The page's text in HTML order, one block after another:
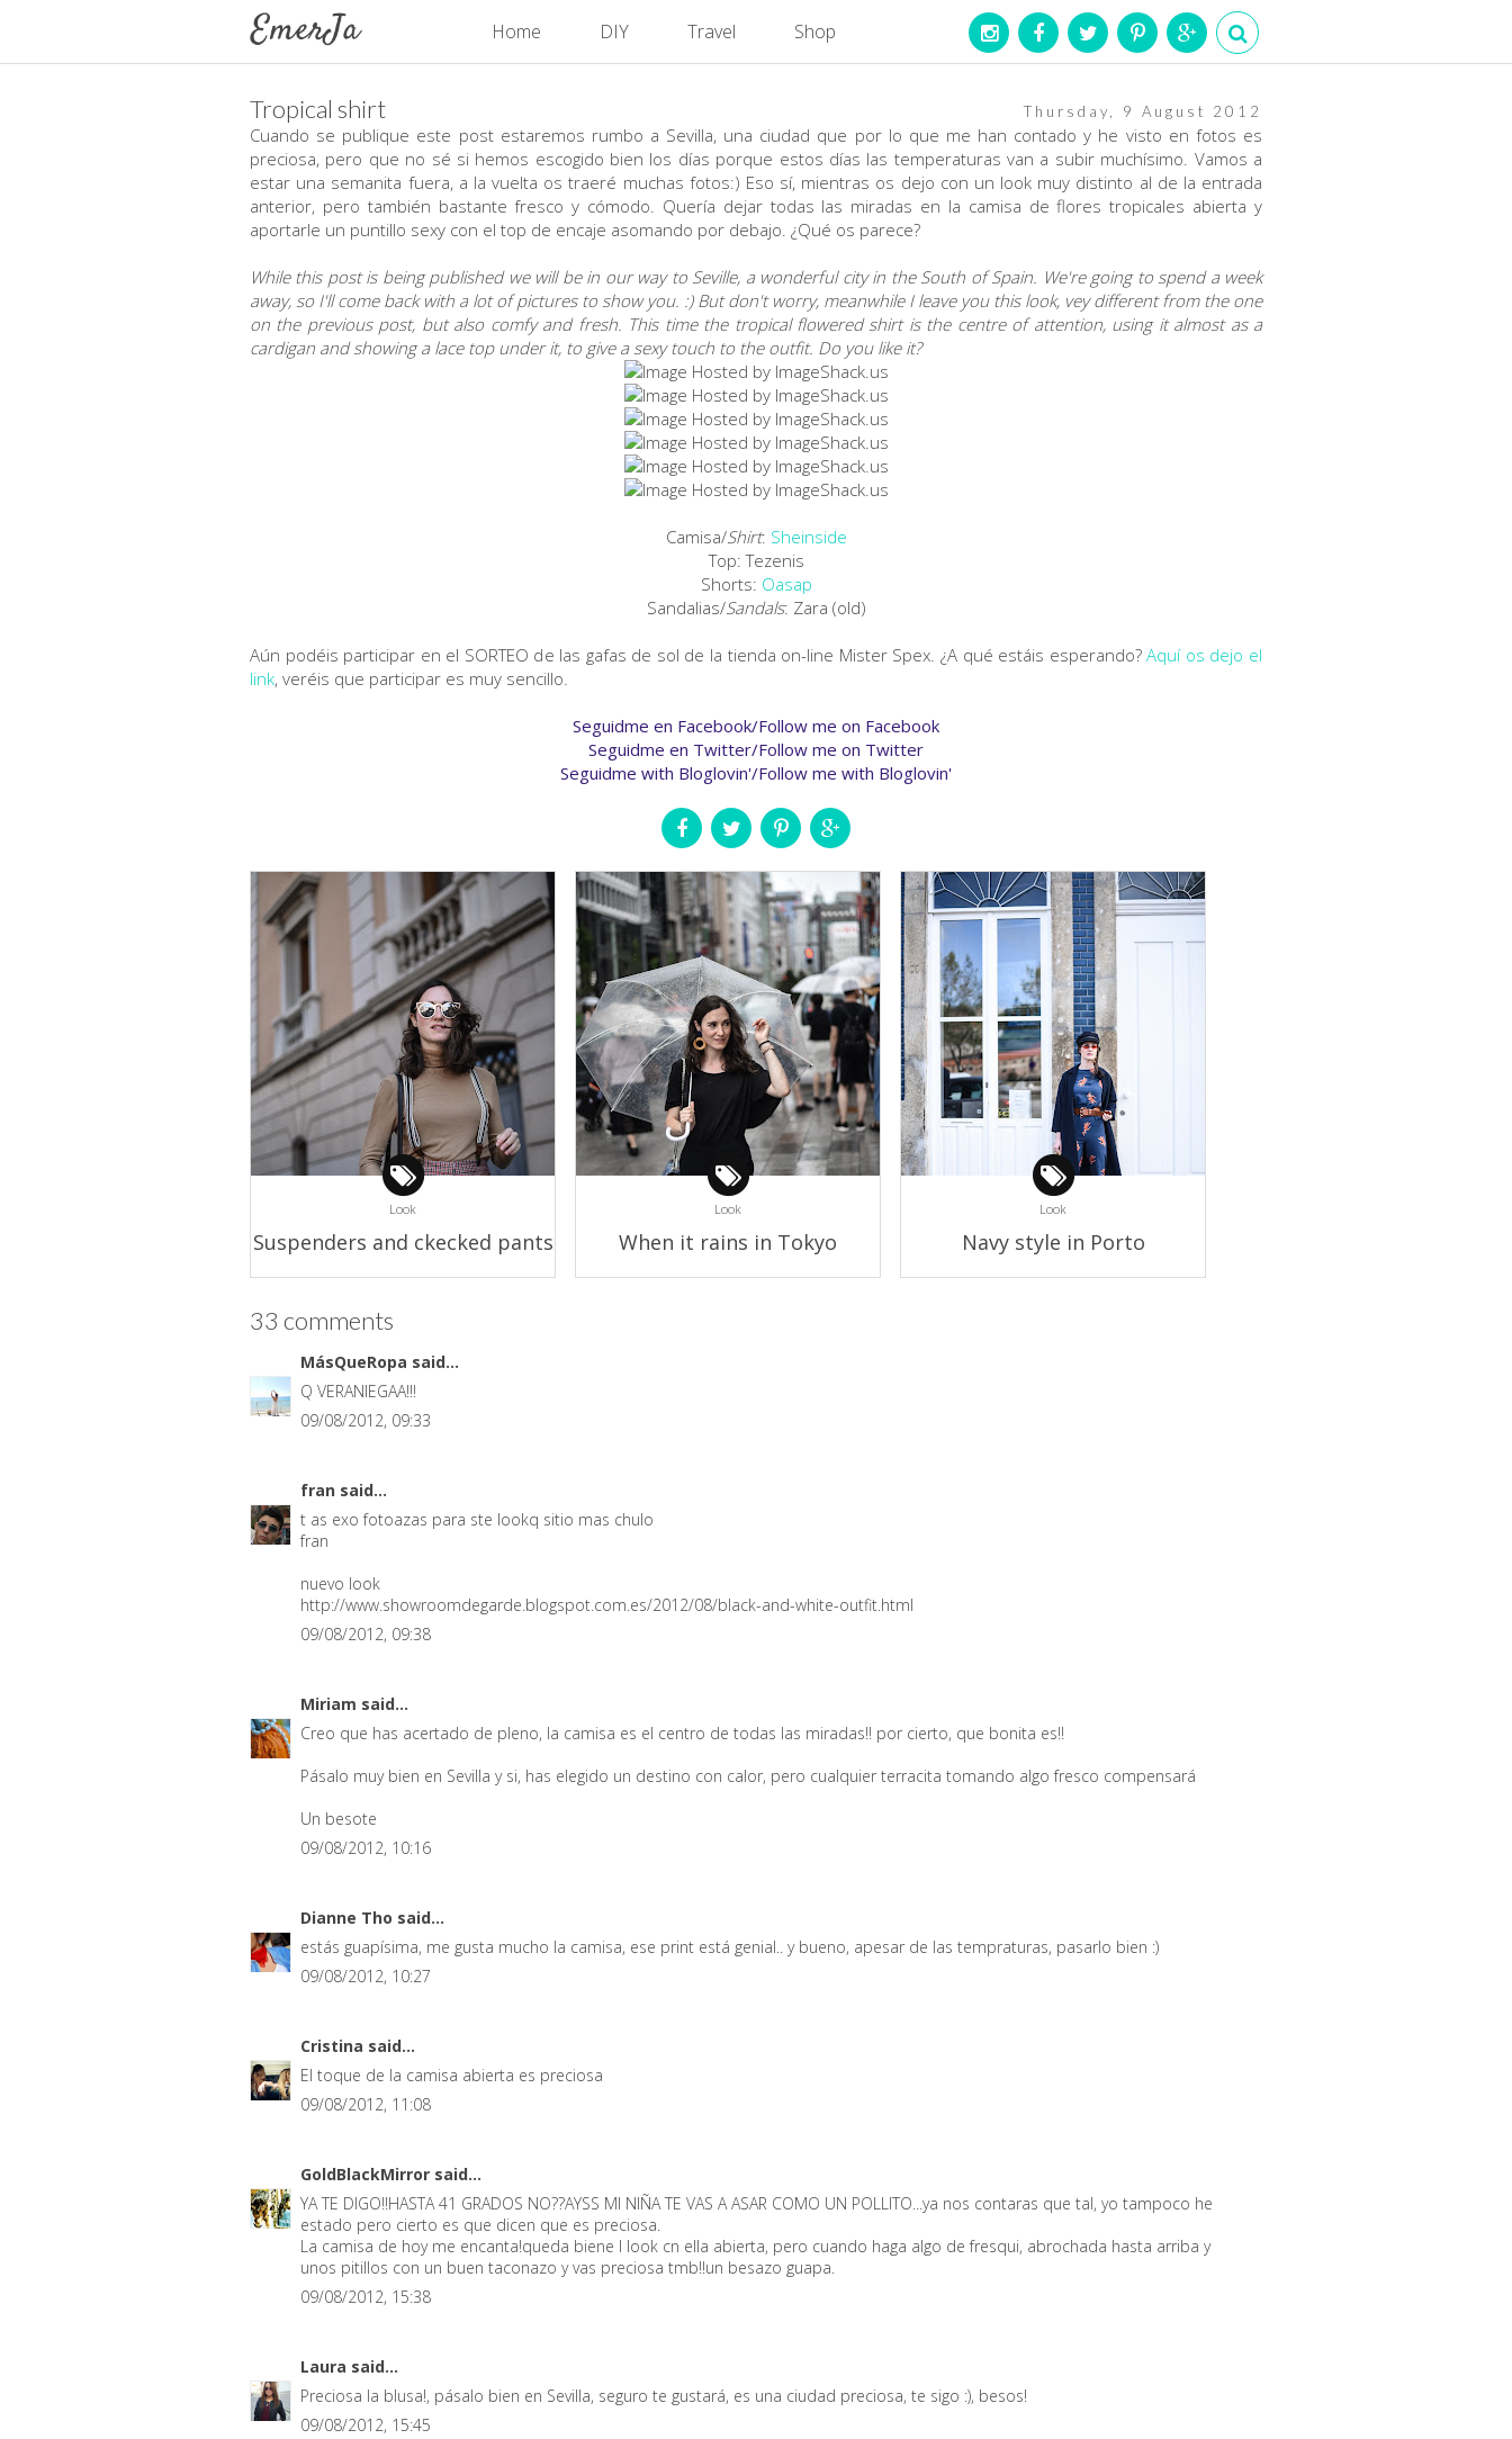
Home DIY Travel Shop
Thursday, 9 August 2012
Tropical shirt
Cuando se publique este post estaremos rumbo a Sevilla, una ciudad que por lo que me han contado y he visto en fotos es
preciosa, pero que no sé si hemos escogido bien los días porque estos días las temperaturas van a subir muchísimo. Vamos a
estar una semanita fuera, a la vuelta os traeré muchas fotos:) Eso sí, mientras os dejo con un look muy distinto al de la entrada
anterior, pero también bastante fresco y cómodo. Quería dejar todas las miradas en la camisa de flores tropicales abierta y
aportarle un puntillo sexy con el top de encaje asomando por debajo. ¿Qué os parece?
While this post is being published we will be in our way to Seville, a wonderful city in the South of Spain. We're going to spend a week
away, so I'll come back with a lot of pictures to show you. :) But don't worry, meanwhile I leave you this look, vey different from the one
on the previous post, but also comfy and fresh. This time the tropical flowered shirt is the centre of attention, using it almost as a
cardigan and showing a lace top under it, to give a sexy touch to the outfit. Do you like it?
Camisa/Shirt: Sheinside
Top: Tezenis
Shorts: Oasap
Sandalias/Sandals: Zara (old)
Aún podéis participar en el SORTEO de las gafas de sol de la tienda on-line Mister Spex. ¿A qué estáis esperando?Aquí os dejo el
link, veréis que participar es muy sencillo.
Seguidme en Facebook/Follow me on Facebook
Seguidme en Twitter/Follow me on Twitter
Seguidme with Bloglovin'/Follow me with Bloglovin'
Look
Suspenders and ckecked pants
Look
When it rains in Tokyo
Look
Navy style in Porto
33 comments
MásQueRopa said...
Q VERANIEGAA!!!
09/08/2012, 09:33
fran said...
t as exo fotoazas para ste lookq sitio mas chulo
fran
nuevo look
http://www.showroomdegarde.blogspot.com.es/2012/08/black-and-white-outfit.html
09/08/2012, 09:38
Miriam said...
Creo que has acertado de pleno, la camisa es el centro de todas las miradas!! por cierto, que bonita es!!
Pásalo muy bien en Sevilla y si, has elegido un destino con calor, pero cualquier terracita tomando algo fresco compensará
Un besote
09/08/2012, 10:16
Dianne Tho said...
estás guapísima, me gusta mucho la camisa, ese print está genial.. y bueno, apesar de las tempraturas, pasarlo bien :)
09/08/2012, 10:27
Cristina said...
El toque de la camisa abierta es preciosa
09/08/2012, 11:08
GoldBlackMirror said...
YA TE DIGO!!HASTA 41 GRADOS NO??AYSS MI NIÑA TE VAS A ASAR COMO UN POLLITO...ya nos contaras que tal, yo tampoco he
estado pero cierto es que dicen que es preciosa.
La camisa de hoy me encanta!queda biene l look cn ella abierta, pero cuando haga algo de fresqui, abrochada hasta arriba y
unos pitillos con un buen taconazo y vas preciosa tmb!!un besazo guapa.
09/08/2012, 15:38
Laura said...
Preciosa la blusa!, pásalo bien en Sevilla, seguro te gustará, es una ciudad preciosa, te sigo :), besos!
09/08/2012, 15:45